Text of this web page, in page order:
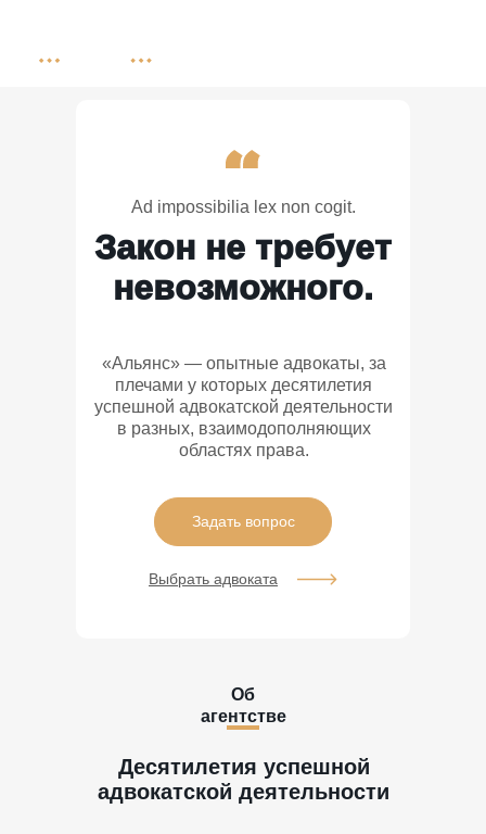
Закон не требует
невозможного.
Ad impossibilia lex non cogit.
«Альянс» — опытные адвокаты, за
плечами у которых десятилетия
успешной адвокатской деятельности
в разных, взаимодополняющих
областях права.
Задать вопрос
Выбрать адвоката
Десятилетия успешной
адвокатской деятельности
Об
агентстве